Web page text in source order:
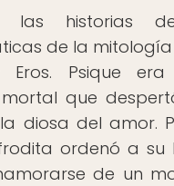
las historias
de la
Eros. Psique
que
diosa del amor.
ordenó a su
de un